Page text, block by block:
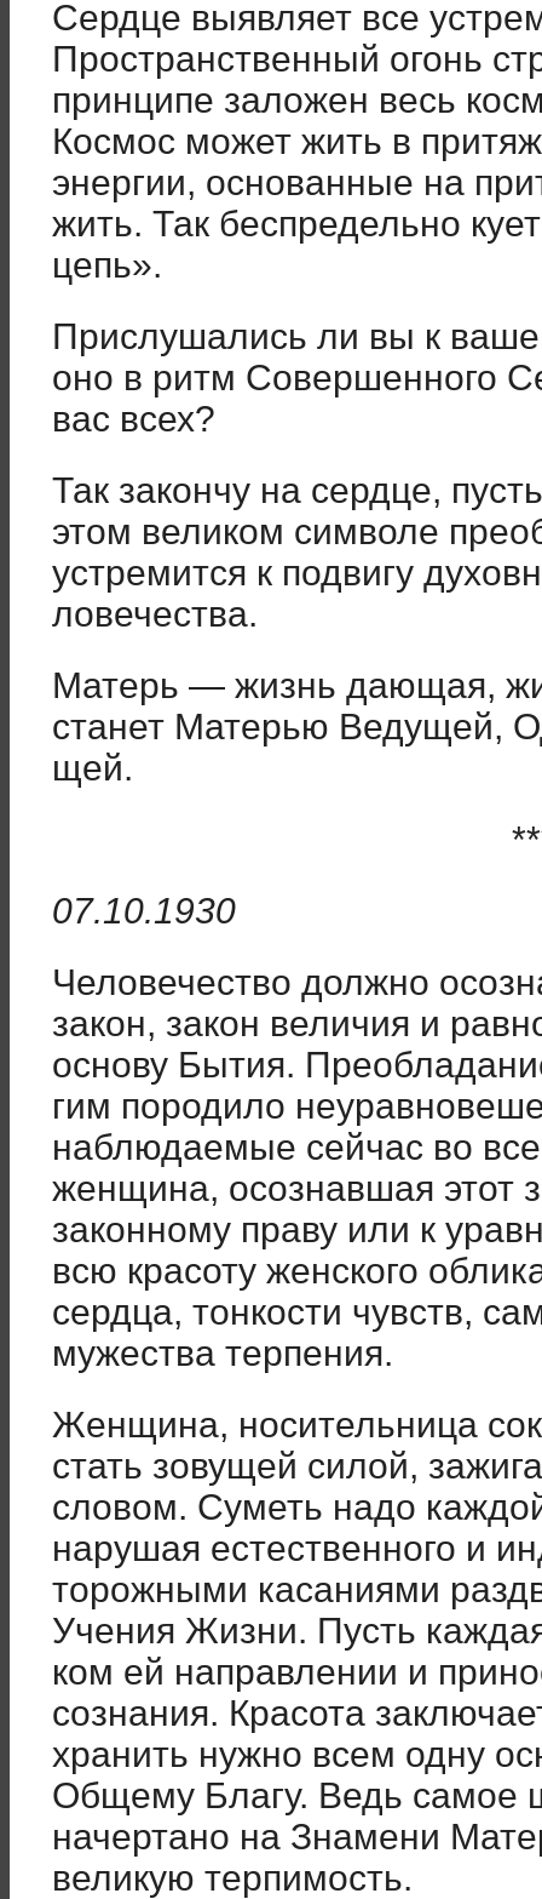
Сердце выявляет все
Пространственный огонь
принципе заложен весь
Космос может жить в
энергии, основанные на
жить. Так беспредельно
цепь».
Прислушались ли вы к
оно в ритм Совершенного
вас всех?
Так закончу на сердце,
этом великом символе
устремится к подвигу
ловечества.
Матерь — жизнь дающая,
станет Матерью Ведущей,
щей.
07.10.1930
Человечество должно
закон, закон величия и
основу Бытия.
гим породило
наблю­даемые сейчас во
женщина, осознавшая этот
законному праву или к
всю красоту женско­го
сердца, тонкости чувств,
мужества терпения.
Женщина, носительница
стать зовущей силой,
словом. Суметь надо
нарушая естественного и
торожными касаниями
Учения Жизни. Пусть
ком ей направлении и
сознания. Красота
хранить нужно всем одну
Общему Благу. Ведь самое
на­чертано на Знамени
вели­кую терпимость.